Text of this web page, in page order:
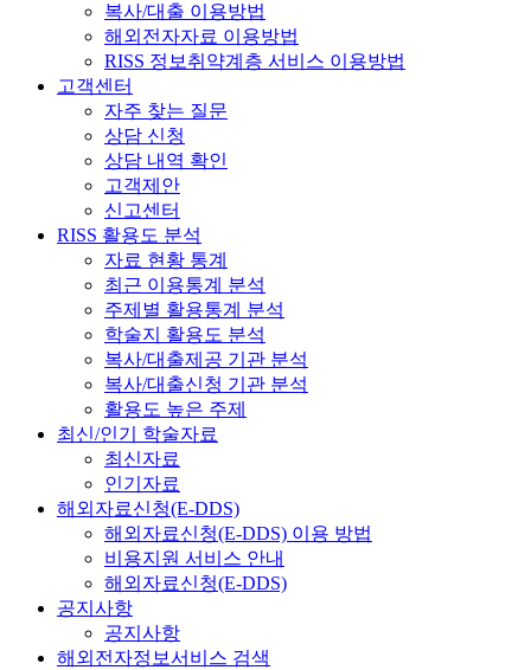
복사/대출 이용방법
해외전자자료 이용방법
RISS 정보취약계층 서비스 이용방법
고객센터
자주 찾는 질문
상담 신청
상담 내역 확인
고객제안
신고센터
RISS 활용도 분석
자료 현황 통계
최근 이용통계 분석
주제별 활용통계 분석
학술지 활용도 분석
복사/대출제공 기관 분석
복사/대출신청 기관 분석
활용도 높은 주제
최신/인기 학술자료
최신자료
인기자료
해외자료신청(E-DDS)
해외자료신청(E-DDS) 이용 방법
비용지원 서비스 안내
해외자료신청(E-DDS)
공지사항
공지사항
해외전자정보서비스 검색